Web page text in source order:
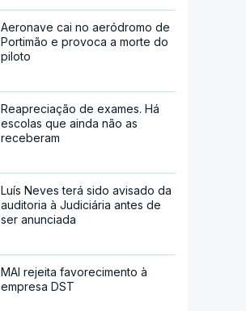
Aeronave cai no aeródromo de
Portimão e provoca a morte do
piloto
Reapreciação de exames. Há
escolas que ainda não as
receberam
Luís Neves terá sido avisado da
auditoria à Judiciária antes de
ser anunciada
MAI rejeita favorecimento à
empresa DST